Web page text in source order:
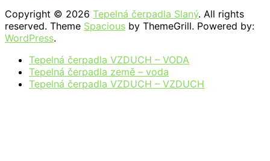
Copyright © 2026 Tepelná čerpadla Slaný. All rights
reserved. Theme Spacious by ThemeGrill. Powered by:
WordPress.
Tepelná čerpadla VZDUCH – VODA
Tepelná čerpadla země – voda
Tepelná čerpadla VZDUCH – VZDUCH